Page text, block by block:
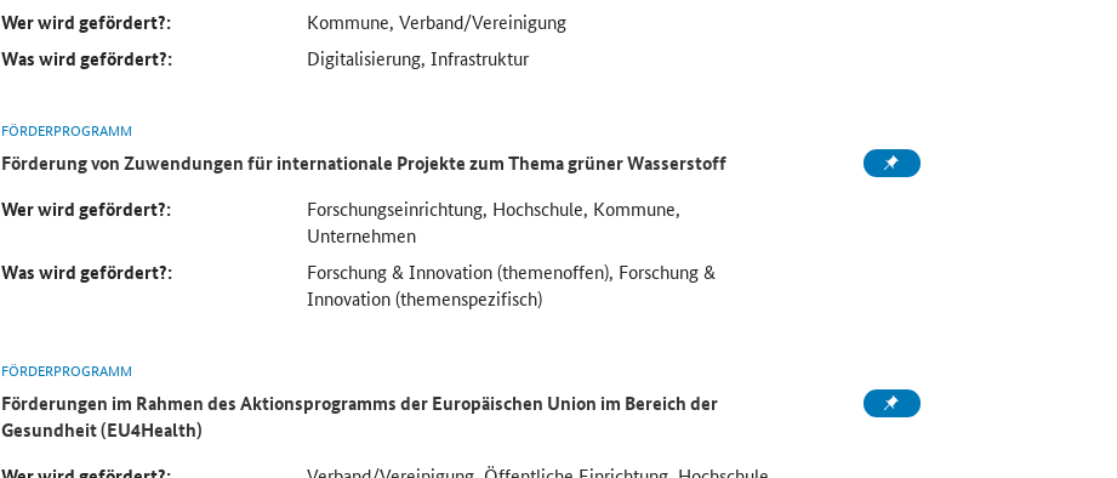
Wer wird gefördert?:
Kommune, Verband/Vereinigung
Was wird gefördert?: Digitalisierung, Infrastruktur
FÖRDERPROGRAMM
Förderung von Zuwendungen für internationale Projekte zum Thema grüner Wasserstoff
Wer wird gefördert?:
Forschungseinrichtung, Hochschule, Kommune,
Unternehmen
Was wird gefördert?:
Forschung & Innovation (themenoffen), Forschung &
Innovation (themenspezifisch)
FÖRDERPROGRAMM
Förderungen im Rahmen des Aktionsprogramms der Europäischen Union im Bereich der
Gesundheit (EU4Health)